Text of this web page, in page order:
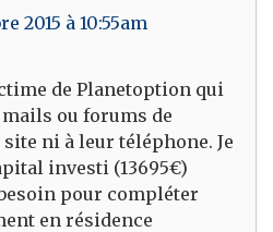
2015 à 10:55am
de Planetoption qui
ou forums de
ni à leur téléphone. Je
investi (13695€)
besoin pour compléter
en résidence